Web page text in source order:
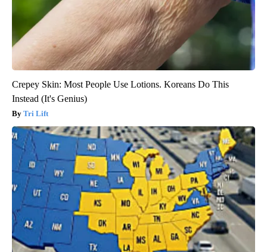
Crepey Skin: Most People Use Lotions. Koreans Do This
Instead (It's Genius)
Tri Lift